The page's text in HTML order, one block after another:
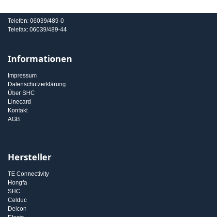
Telefon: 06039/489-0
Telefax: 06039/489-44
Informationen
Impressum
Datenschutzerklärung
Über SHC
Linecard
Kontakt
AGB
Hersteller
TE Connectivity
Hongfa
SHC
Celduc
Delcon